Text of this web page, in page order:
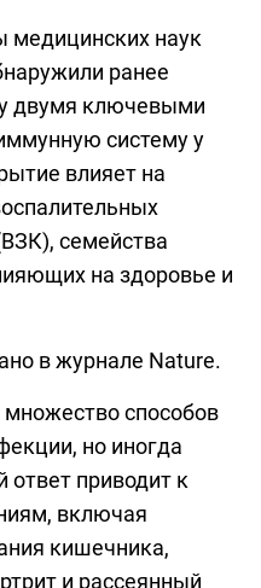
наук
ранее
двумя ключевыми
систему у
влияет на
семейства
на здоровье и
в журнале Nature.
способов
но иногда
приводит к
включая
кишечника,
и рассеянный